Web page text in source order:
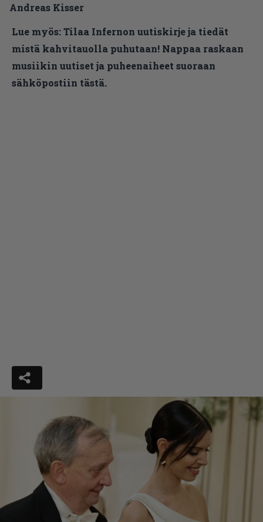
Andreas Kisser
Lue myös:Tilaa Infernon uutiskirje ja tiedät
mistä kahvitauolla puhutaan! Nappaa raskaan
musiikin uutiset ja puheenaiheet suoraan
sähköpostiin tästä.